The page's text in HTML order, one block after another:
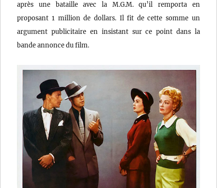
après une bataille avec la M.G.M. qu’il remporta en
proposant 1 million de dollars. Il fit de cette somme un
argument publicitaire en insistant sur ce point dans la
bande annonce du film.